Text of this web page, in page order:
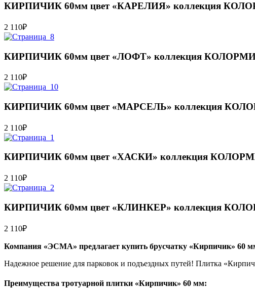
КИРПИЧИК 60мм цвет «КАРЕЛИЯ» коллекция
2 110₽
КИРПИЧИК 60мм цвет «ЛОФТ» коллекция
2 110₽
КИРПИЧИК 60мм цвет «МАРСЕЛЬ» коллекция
2 110₽
КИРПИЧИК 60мм цвет «ХАСКИ» коллекция
2 110₽
КИРПИЧИК 60мм цвет «КЛИНКЕР» коллекция
2 110₽
Компания «ЭСМА» предлагает купить брусчатку «Кирпичик» 60
Надежное решение для парковок и подъездных путей! Плитка
Преимущества тротуарной плитки «Кирпичик» 60 мм: